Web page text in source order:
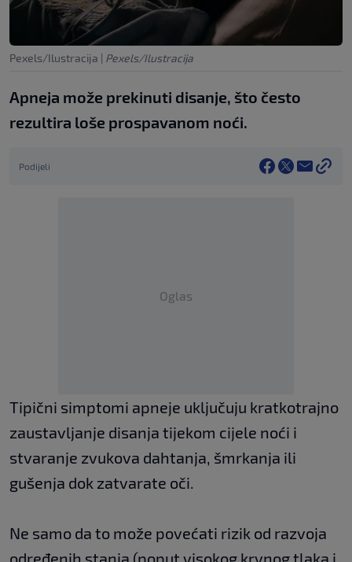
Pexels/Ilustracija | Pexels/Ilustracija
Apneja može prekinuti disanje, što često
rezultira loše prospavanom noći.
Podijeli
Oglas
Tipični simptomi apneje uključuju kratkotrajno
zaustavljanje disanja tijekom cijele noći i
stvaranje zvukova dahtanja, šmrkanja ili
gušenja dok zatvarate oči.
Ne samo da to može povećati rizik od razvoja
određenih stanja (poput visokog krvnog tlaka i